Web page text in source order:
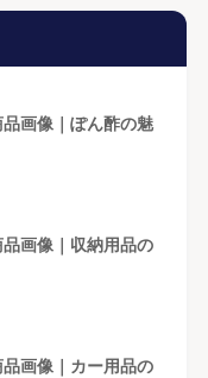
画像｜ぽん酢の魅
画像｜収納用品の
画像｜カー用品の